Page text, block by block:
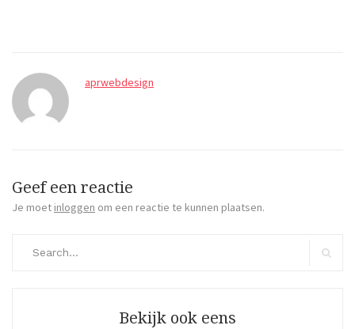
aprwebdesign
Geef een reactie
Je moet inloggen om een reactie te kunnen plaatsen.
Bekijk ook eens